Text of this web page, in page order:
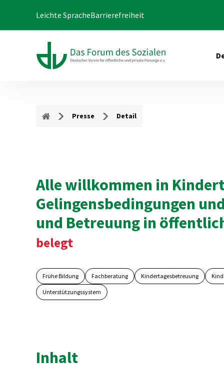
Leichte SpracheBarrierefreiheit
Presse Detail
Alle willkommen in
Gelingensbedingungen
und Betreuung in
belegt
Frühe Bildung Fachberatung Kindertagesbetreuung
Unterstützungssystem
Inhalt